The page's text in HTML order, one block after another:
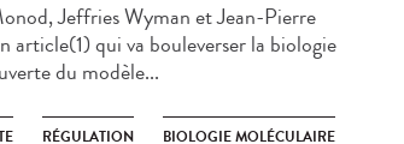
Jeffries Wyman et Jean-Pierre
article(1) qui va bouleverser la biologie
du modèle...
RÉGULATION BIOLOGIE MOLÉCULAIRE